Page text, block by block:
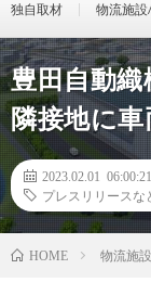
独自取材 物流施
豊田自動
隣接地に
2023.02.01 06:00:21
プレスリリースな
HOME 物流施